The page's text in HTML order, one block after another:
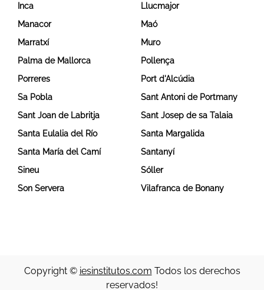
Inca
Llucmajor
Manacor
Maó
Marratxí
Muro
Palma de Mallorca
Pollença
Porreres
Port d'Alcúdia
Sa Pobla
Sant Antoni de Portmany
Sant Joan de Labritja
Sant Josep de sa Talaia
Santa Eulalia del Río
Santa Margalida
Santa María del Camí
Santanyí
Sineu
Sóller
Son Servera
Vilafranca de Bonany
Copyright © iesinstitutos.com Todos los derechos
reservados!